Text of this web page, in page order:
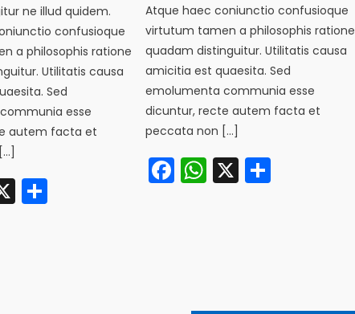
ne illud quidem.
confusioque
a philosophis ratione
Utilitatis causa
Sed
esse
autem facta et
X Share
Atque haec coniunctio confusioque
virtutum tamen a philosophis ratione
quadam distinguitur. Utilitatis causa
amicitia est quaesita. Sed
emolumenta communia esse
dicuntur, recte autem facta et
peccata non […]
Facebook
WhatsApp
X